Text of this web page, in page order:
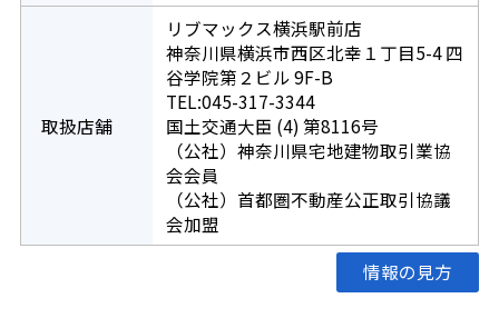
取扱店舗
リブマックス横浜駅前店
神奈川県横浜市西区北幸１丁目5-4 四
谷学院第２ビル 9F-B
TEL:045-317-3344
国土交通大臣 (4) 第8116号
（公社）神奈川県宅地建物取引業協
会会員
（公社）首都圏不動産公正取引協議
会加盟
情報の見方